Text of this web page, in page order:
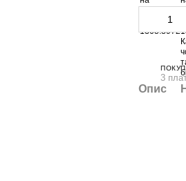
3
Опис